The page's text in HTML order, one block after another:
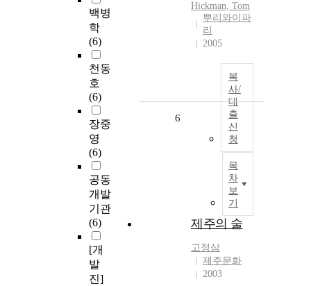
백병
학
(6)
천동
호
(6)
장중
영
(6)
공동
개발
기관
(6)
[개
발
진]
Hickman, Tom
뿌리와이파
리
2005
복
사/
대
출
신
청
목
차
보
기
6
제주의 술
고정삼
제주문화
2003